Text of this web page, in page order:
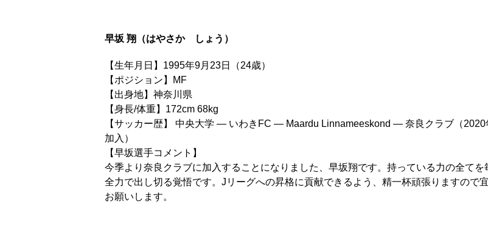
早坂 翔（はやさか しょう）
【生年月日】1995年9月23日（24歳）
【ポジション】MF
【出身地】神奈川県
【身長/体重】172cm 68kg
【サッカー歴】 中央大学 ― いわきFC ― Maardu Linnameeskond ― 奈良クラブ（2020
加入）
【早坂選手コメント】
今季より奈良クラブに加入することになりました、早坂翔です。持っている力の全てを
全力で出し切る覚悟です。Jリーグへの昇格に貢献できるよう、精一杯頑張りますので宜
お願いします。